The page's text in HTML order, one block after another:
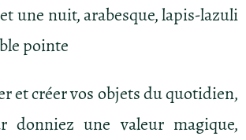
une nuit, arabesque, lapis-lazuli
pointe
et créer vos objets du quotidien,
donniez une valeur magique,